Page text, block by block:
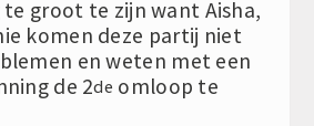
groot te zijn want Aisha,
komen deze partij niet
en weten met een
de 2de omloop te